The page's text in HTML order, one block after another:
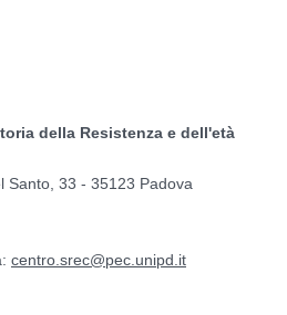
della Resistenza e dell'età
Santo, 33 - 35123 Padova
centro.srec@pec.unipd.it